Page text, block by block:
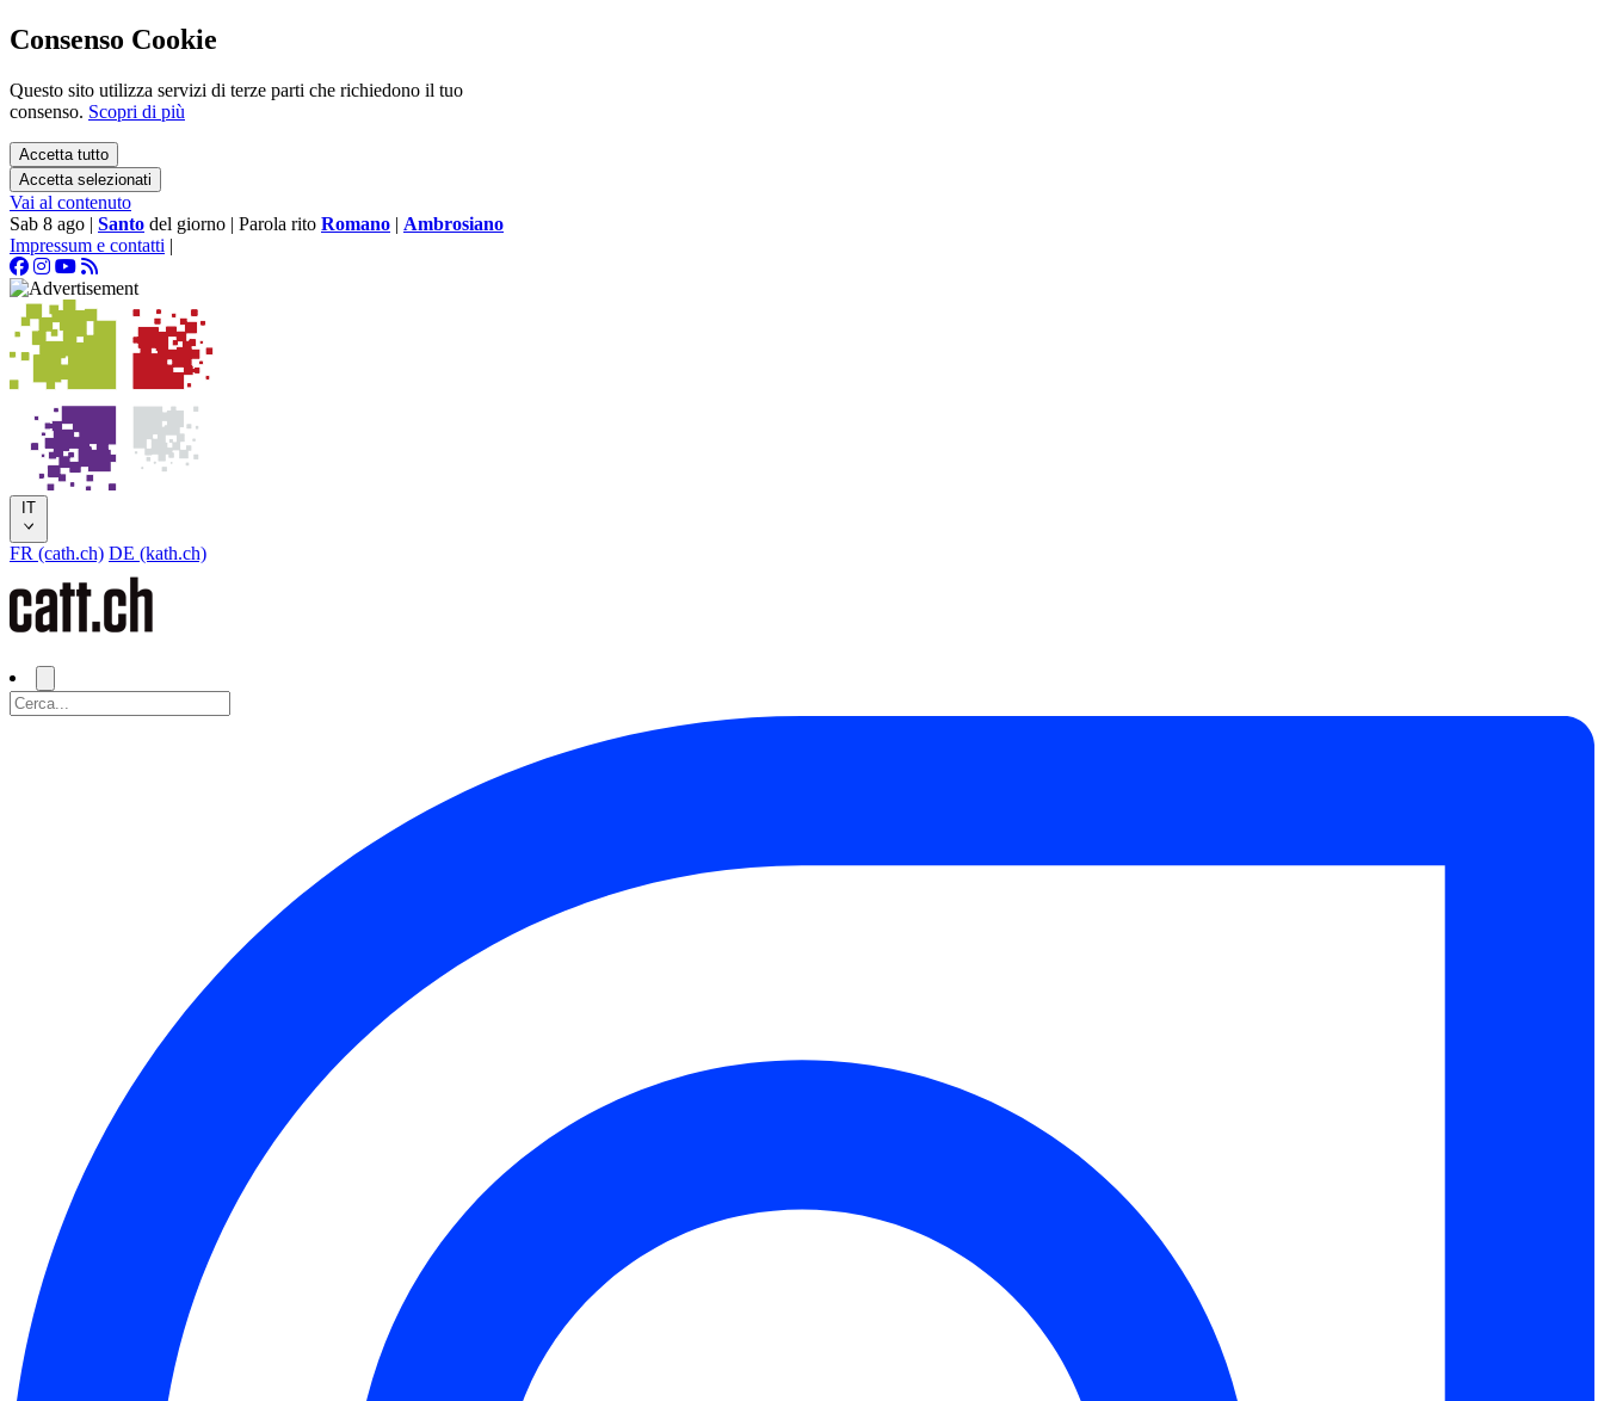
Consenso Cookie
Questo sito utilizza servizi di terze parti che richiedono il tuo
consenso. Scopri di più
Accetta tutto
Accetta selezionati
Vai al contenuto
Sab 8 ago | Santo del giorno | Parola rito Romano | Ambrosiano
Impressum e contatti |
IT
FR (cath.ch) DE (kath.ch)